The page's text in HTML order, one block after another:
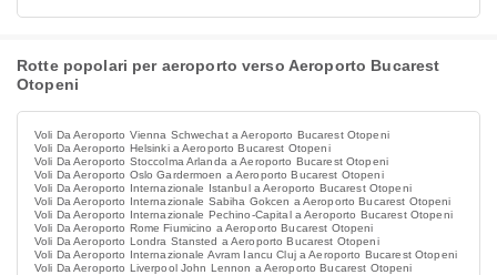
Rotte popolari per aeroporto verso Aeroporto Bucarest
Otopeni
Voli Da Aeroporto Vienna Schwechat a Aeroporto Bucarest Otopeni
Voli Da Aeroporto Helsinki a Aeroporto Bucarest Otopeni
Voli Da Aeroporto Stoccolma Arlanda a Aeroporto Bucarest Otopeni
Voli Da Aeroporto Oslo Gardermoen a Aeroporto Bucarest Otopeni
Voli Da Aeroporto Internazionale Istanbul a Aeroporto Bucarest Otopeni
Voli Da Aeroporto Internazionale Sabiha Gokcen a Aeroporto Bucarest Otopeni
Voli Da Aeroporto Internazionale Pechino-Capital a Aeroporto Bucarest Otopeni
Voli Da Aeroporto Rome Fiumicino a Aeroporto Bucarest Otopeni
Voli Da Aeroporto Londra Stansted a Aeroporto Bucarest Otopeni
Voli Da Aeroporto Internazionale Avram Iancu Cluj a Aeroporto Bucarest Otopeni
Voli Da Aeroporto Liverpool John Lennon a Aeroporto Bucarest Otopeni